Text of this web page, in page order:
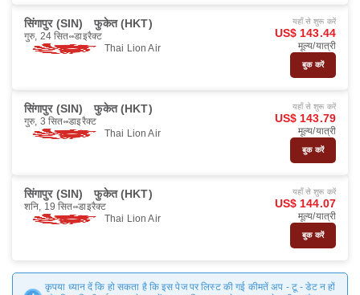
सिंगापुर (SIN) फुकेत (HKT)
गुरु, 24 सित॰ डाइरैक्ट
Thai Lion Air
यहाँ से शुरू करें
US$ 143.44
मूल्य/यात्री
बुक करें
सिंगापुर (SIN) फुकेत (HKT)
गुरु, 3 सित॰ डाइरैक्ट
Thai Lion Air
यहाँ से शुरू करें
US$ 143.79
मूल्य/यात्री
बुक करें
सिंगापुर (SIN) फुकेत (HKT)
शनि, 19 सित॰ डाइरैक्ट
Thai Lion Air
यहाँ से शुरू करें
US$ 144.07
मूल्य/यात्री
बुक करें
कृपया ध्यान दें कि हो सकता है कि इस पेज पर लिस्ट की गई कीमतें अप - टू - डेट न हों